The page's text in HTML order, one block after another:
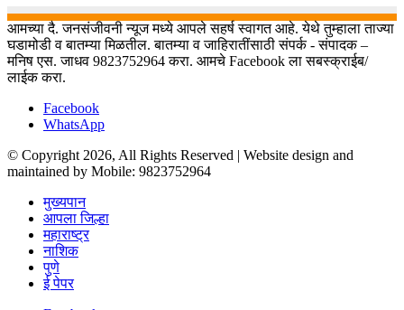
आमच्या दै. जनसंजीवनी न्यूज मध्ये आपले सहर्ष स्वागत आहे. येथे तुम्हाला ताज्या
घडामोडी व बातम्या मिळतील. बातम्या व जाहिरातींसाठी संपर्क - संपादक –
मनिष एस. जाधव 9823752964 करा. आमचे Facebook ला सबस्क्राईब/
लाईक करा.
Facebook
WhatsApp
© Copyright 2026, All Rights Reserved | Website design and
maintained by Mobile: 9823752964
मुख्यपान
आपला जिल्हा
महाराष्ट्र
नाशिक
पुणे
ई पेपर